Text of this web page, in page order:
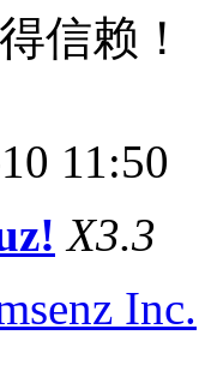
信赖！
11:50
X3.3
Inc.